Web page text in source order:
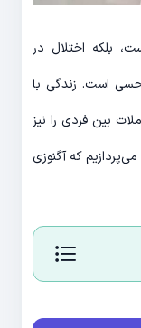
بلکه اختلال در
حسی است. زندگی با
بین فردی را نیز
که آگنوزی